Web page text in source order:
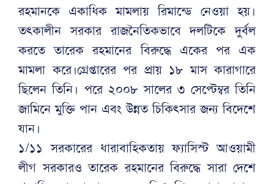
রহমানকে একাধিক মামলায় রিমান্ডে নেওয়া হয়।
তৎকালীন সরকার রাজনৈতিকভাবে দলটিকে দুর্বল
করতে তারেক রহমানের বিরুদ্ধে একের পর এক
মামলা করে।গ্রেপ্তারের পর প্রায় ১৮ মাস কারাগারে
ছিলেন তিনি। পরে ২০০৮ সালের ৩ সেপ্টেম্বর তিনি
জামিনে মুক্তি পান এবং উন্নত চিকিৎসার জন্য বিদেশে
যান।
১/১১ সরকারের ধারাবাহিকতায় ফ্যাসিস্ট আওয়ামী
লীগ সরকারও তারেক রহমানের বিরুদ্ধে সারা দেশে